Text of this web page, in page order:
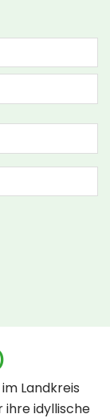
Landkreis
ihre idyllische